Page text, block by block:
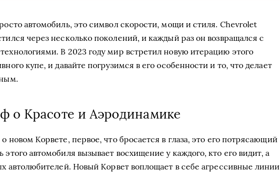
автомобиль, это символ скорости, мощи и стиля. Chevrolet
через несколько поколений, и каждый раз он возвращался с
В 2023 году мир встретил новую итерацию этого
купе, и давайте погрузимся в его особенности и то, что делает
о Красоте и Аэродинамике
новом Корвете, первое, что бросается в глаза, это его потрясающий
этого автомобиля вызывает восхищение у каждого, кто его видит, а
автолюбителей. Новый Корвет воплощает в себе агрессивные линии